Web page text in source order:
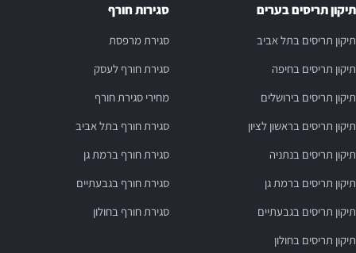
תיקון תריסים בערים
תיקון תריסים בתל אביב
תיקון תריסים בחיפה
תיקון תריסים בירושלים
תיקון תריסים בראשון לציון
תיקון תריסים בנתניה
תיקון תריסים ברמת גן
תיקון תריסים בגבעתיים
תיקון תריסים בחולון
סגירות חורף
סגירת מרפסת
סגירת חורף לעסק
מחירי סגירת חורף
סגירת חורף בתל אביב
סגירת חורף ברמת גן
סגירת חורף בגבעתיים
סגירת חורף בחולון